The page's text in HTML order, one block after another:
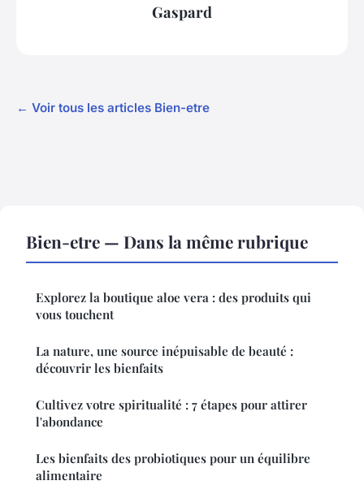
Gaspard
← Voir tous les articles Bien-etre
Bien-etre — Dans la même rubrique
Explorez la boutique aloe vera : des produits qui
vous touchent
La nature, une source inépuisable de beauté :
découvrir les bienfaits
Cultivez votre spiritualité : 7 étapes pour attirer
l'abondance
Les bienfaits des probiotiques pour un équilibre
alimentaire